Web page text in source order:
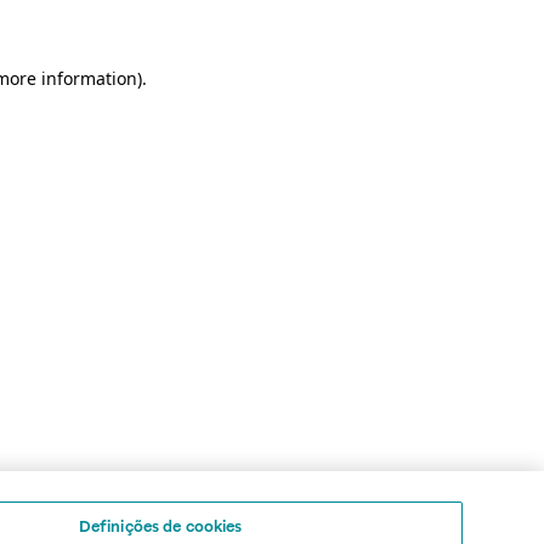
information).
Definições de cookies